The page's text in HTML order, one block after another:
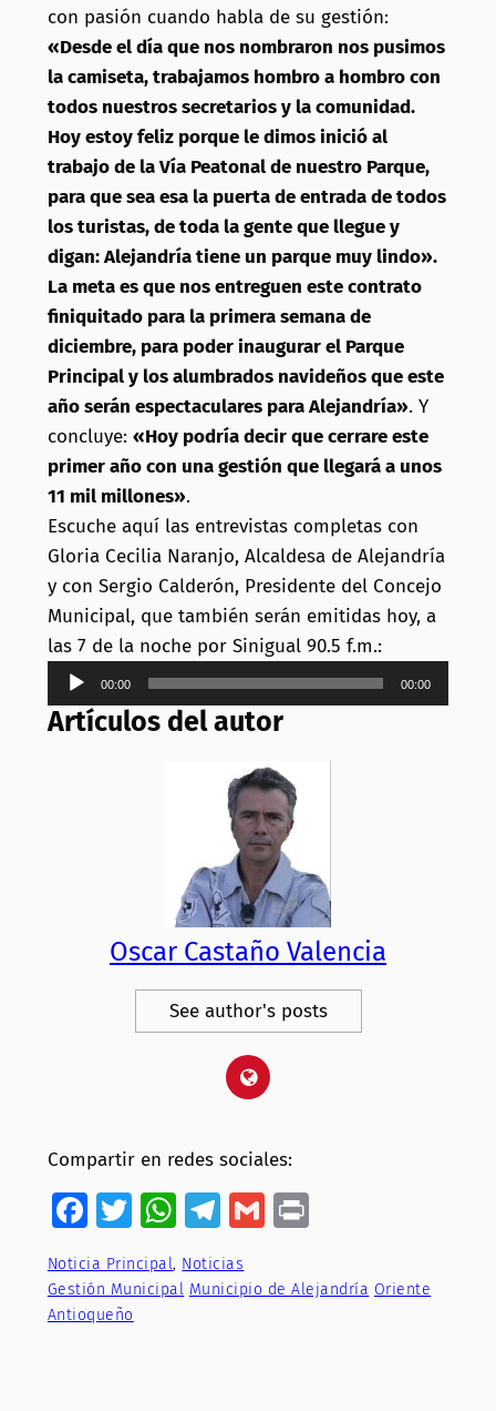
con pasión cuando habla de su gestión:
«Desde el día que nos nombraron nos pusimos
la camiseta, trabajamos hombro a hombro con
todos nuestros secretarios y la comunidad.
Hoy estoy feliz porque le dimos inició al
trabajo de la Vía Peatonal de nuestro Parque,
para que sea esa la puerta de entrada de todos
los turistas, de toda la gente que llegue y
digan: Alejandría tiene un parque muy lindo».
La meta es que nos entreguen este contrato
finiquitado para la primera semana de
diciembre, para poder inaugurar el Parque
Principal y los alumbrados navideños que este
año serán espectaculares para Alejandría». Y
concluye: «Hoy podría decir que cerrare este
primer año con una gestión que llegará a unos
11 mil millones».
Escuche aquí las entrevistas completas con
Gloria Cecilia Naranjo, Alcaldesa de Alejandría
y con Sergio Calderón, Presidente del Concejo
Municipal, que también serán emitidas hoy, a
las 7 de la noche por Sinigual 90.5 f.m.:
Reproductor
de
audio
00:00 00:00
Artículos del autor
Oscar Castaño Valencia
See author's posts
Compartir en redes sociales:
Facebook
Twitter
WhatsApp
Telegram
GmailPrint
Noticia Principal, Noticias
Gestión Municipal Municipio de Alejandría Oriente
Antioqueño